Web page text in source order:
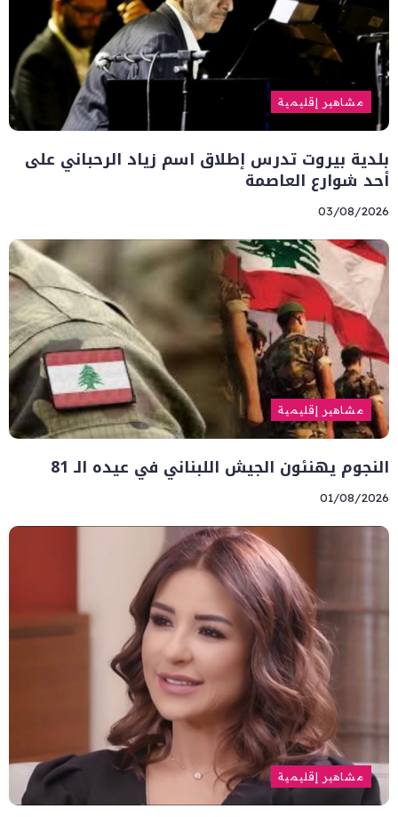
مشاهير إقليمية
بلدية بيروت تدرس إطلاق اسم زياد الرحباني على
أحد شوارع العاصمة
03/08/2026
مشاهير إقليمية
النجوم يهنئون الجيش اللبناني في عيده الـ 81
01/08/2026
مشاهير إقليمية